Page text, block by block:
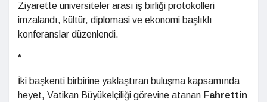
Ziyarette üniversiteler arası iş birliği protokolleri
imzalandı, kültür, diplomasi ve ekonomi başlıklı
konferanslar düzenlendi.
*
İki başkenti birbirine yaklaştıran buluşma kapsamında
heyet, Vatikan Büyükelçiliği görevine atanan Fahrettin